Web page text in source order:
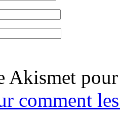
Akismet
comment